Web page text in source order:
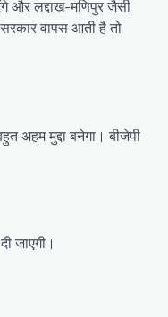
और लद्दाख-मणिपुर जैसी
वापस आती है तो
अहम मुद्दा बनेगा। बीजेपी
जाएगी।